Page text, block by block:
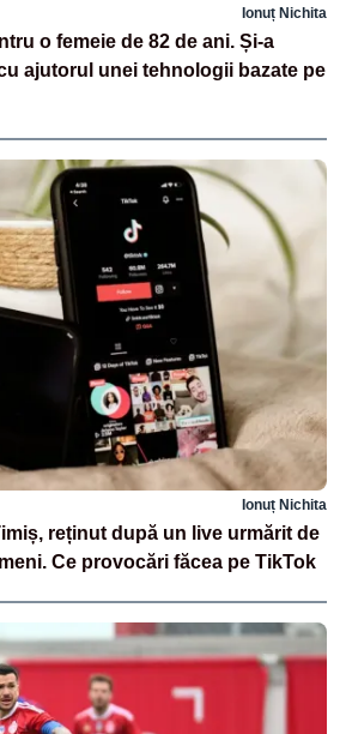
Ionuț Nichita
o femeie de 82 de ani. Și-a
ajutorul unei tehnologii bazate pe
Ionuț Nichita
reținut după un live urmărit de
Ce provocări făcea pe TikTok